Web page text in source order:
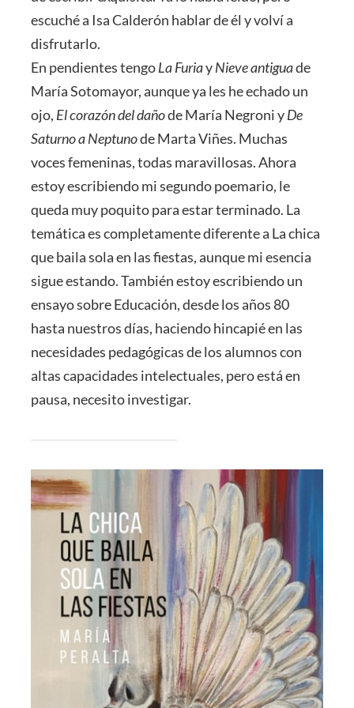
escuché a Isa Calderón hablar de él y volví a
disfrutarlo.
En pendientes tengoLa FuriayNieve antiguade
María Sotomayor, aunque ya les he echado un
ojo, El corazón del dañode María Negroni yDe
Saturno a Neptunode Marta Viñes. Muchas
voces femeninas, todas maravillosas. Ahora
estoy escribiendo mi segundo poemario, le
queda muy poquito para estar terminado. La
temática es completamente diferente a La chica
que baila sola en las fiestas, aunque mi esencia
sigue estando. También estoy escribiendo un
ensayo sobre Educación, desde los años 80
hasta nuestros días, haciendo hincapié en las
necesidades pedagógicas de los alumnos con
altas capacidades intelectuales, pero está en
pausa, necesito investigar.